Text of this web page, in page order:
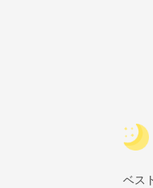
ベス